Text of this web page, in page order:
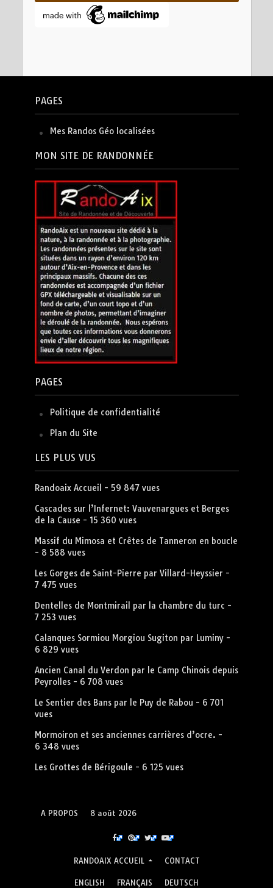
PAGES
Mes Randos Géo localisées
MON SITE DE RANDONNÉE
PAGES
Politique de confidentialité
Plan du Site
LES PLUS VUS
Randoaix Accueil - 59 847 vues
Cascades sur l’Infernet: Vauvenargues et Berges
de la Cause - 15 360 vues
Massif du Mimosa et Crêtes de Tanneron en boucle
- 8 588 vues
Les Gorges de Saint-Pierre par Villard-Heyssier -
7 475 vues
Dentelles de Montmirail par la chambre du turc -
7 253 vues
Calanques Sormiou Morgiou Sugiton par Luminy-
6 829 vues
Ancien Canal du Verdon par le Camp Chinois depuis
Peyrolles- 6 708 vues
Le Sentier des Bans par le Puy de Rabou - 6 701
vues
Mormoiron et ses anciennes carrières d’ocre. -
6 348 vues
Les Grottes de Bérigoule - 6 125 vues
A PROPOS 8 août 2026
RANDOAIX ACCUEIL CONTACT
ENGLISH FRANÇAIS DEUTSCH